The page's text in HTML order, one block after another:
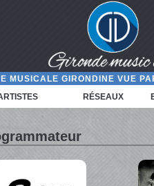
MUSICALE GIRONDINE VUE
RÉSEAUX